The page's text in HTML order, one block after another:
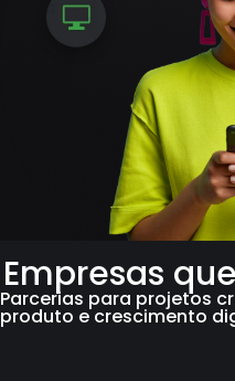
Empresas
Parcerias para projetos
produto e crescimento